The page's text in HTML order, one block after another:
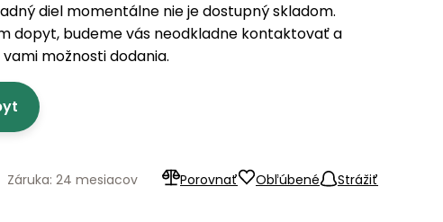
diel momentálne nie je dostupný skladom.
dopyt, budeme vás neodkladne kontaktovať a
možnosti dodania.
Porovnať Obľúbené Strážiť
Záruka: 24 mesiacov